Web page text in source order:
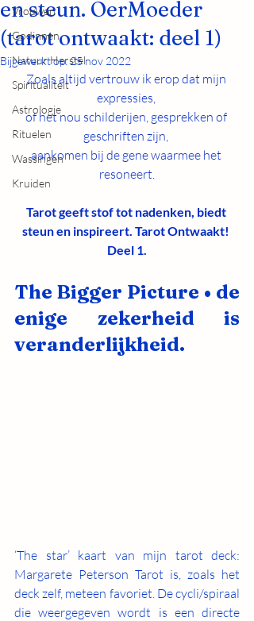
Vrouwen
Godinnen
Natuur Herstel
Spiritualiteit
Astrologie
Rituelen
Wassingen
Kruiden
en steun. OerMoeder
(tarot ontwaakt: deel 1)
Bijgewerkt op:25 nov 2022
Zoals altijd vertrouw ik erop dat mijn
expressies,
of het nou schilderijen, gesprekken of
geschriften zijn,
aankomen bij de gene waarmee het
resoneert.
Tarot geeft stof tot nadenken, biedt
steun en inspireert. Tarot Ontwaakt!
Deel 1.
The Bigger Picture • de
enige zekerheid is
veranderlijkheid.
‘The star’ kaart van mijn tarot deck:
Margarete Peterson Tarot is, zoals het
deck zelf, meteen favoriet. De cycli/spiraal
die weergegeven wordt is een directe